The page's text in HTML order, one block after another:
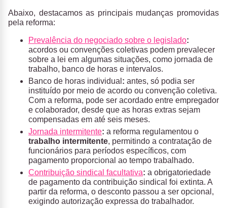
Abaixo, destacamos as principais mudanças promovidas
pela reforma:
Prevalência do negociado sobre o legislado:
acordos ou convenções coletivas podem prevalecer
sobre a lei em algumas situações, como jornada de
trabalho, banco de horas e intervalos.
Banco de horas individual : antes, só podia ser
instituído por meio de acordo ou convenção coletiva.
Com a reforma, pode ser acordado entre empregador
e colaborador, desde que as horas extras sejam
compensadas em até seis meses.
Jornada intermitente: a reforma regulamentou o
trabalho intermitente, permitindo a contratação de
funcionários para períodos específicos, com
pagamento proporcional ao tempo trabalhado.
Contribuição sindical facultativa: a obrigatoriedade
de pagamento da contribuição sindical foi extinta. A
partir da reforma, o desconto passou a ser opcional,
exigindo autorização expressa do trabalhador.